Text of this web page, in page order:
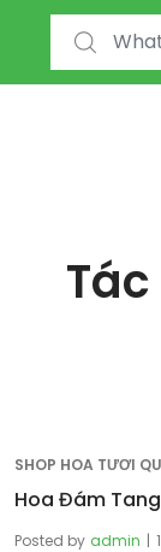
Search for:
SHOP HOA TƯƠI
Hoa Đám Tang
Posted by admin